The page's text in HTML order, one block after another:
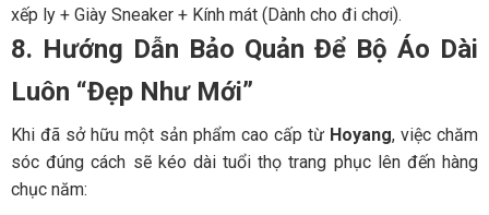
xếp ly + Giày Sneaker + Kính mát (Dành cho đi chơi).
8. Hướng Dẫn Bảo Quản Để Bộ Áo Dài
Luôn “Đẹp Như Mới”
Khi đã sở hữu một sản phẩm cao cấp từ Hoyang, việc chăm
sóc đúng cách sẽ kéo dài tuổi thọ trang phục lên đến hàng
chục năm: